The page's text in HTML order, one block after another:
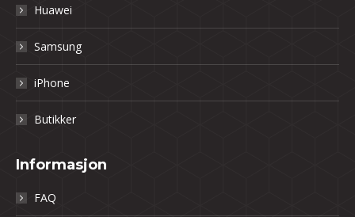
Huawei
Samsung
iPhone
Butikker
Informasjon
FAQ